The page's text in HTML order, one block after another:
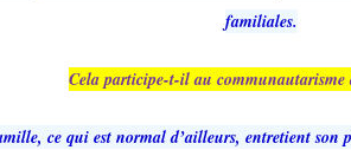
familiales.
Cela participe-t-il au communautarisme
ce qui est normal d’ailleurs, entretient son